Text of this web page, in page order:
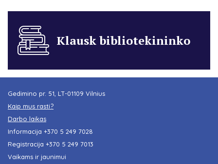
Klausk bibliotekininko
Gedimino pr. 51, LT-01109 Vilnius
Kaip mus rasti?
Darbo laikas
Informacija +370 5 249 7028
Registracija +370 5 249 7013
Vaikams ir jaunimui